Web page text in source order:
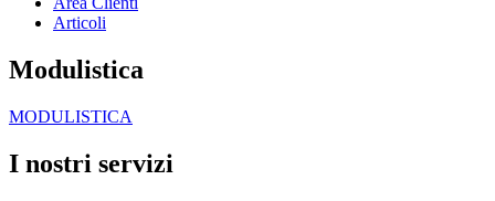
Articoli
Modulistica
MODULISTICA
I nostri servizi